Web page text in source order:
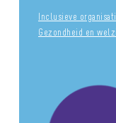
Inclusieve
Gezondheid en